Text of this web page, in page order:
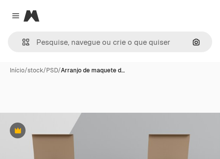
Close menu
Magnific
Início/stock/PSD/Arranjo de maquete d…
Premium